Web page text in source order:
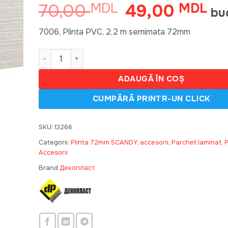
70,00MDL Prețul
inițial
a
49,00 MDL
7006, Plinta PVC, 2.2 m semimata 72mm
Cantitate 7006, Plinta PVC, 2.2 m semimat 72mm
ADAUGĂ ÎN COȘ
SKU:13266
Categorii: Plinta 72mm SCANDY, accesorii, Parchet laminat,
Accesorii
Brand Декопласт